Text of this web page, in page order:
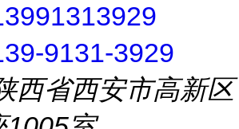
9131-3929
西省西安市高新区